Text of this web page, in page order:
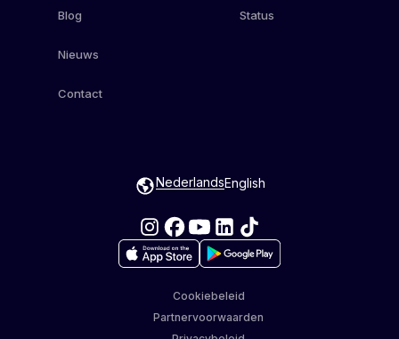
Blog
Nieuws
Contact
Status
English
Nederlands
Cookiebeleid
Partnervoorwaarden